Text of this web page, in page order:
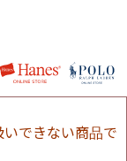
できない商品で